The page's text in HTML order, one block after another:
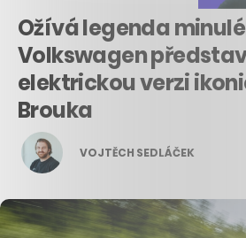
Ožívá legenda
Volkswagen
elektrickou verzi
Brouka
VOJTĚCH SEDLÁČEK